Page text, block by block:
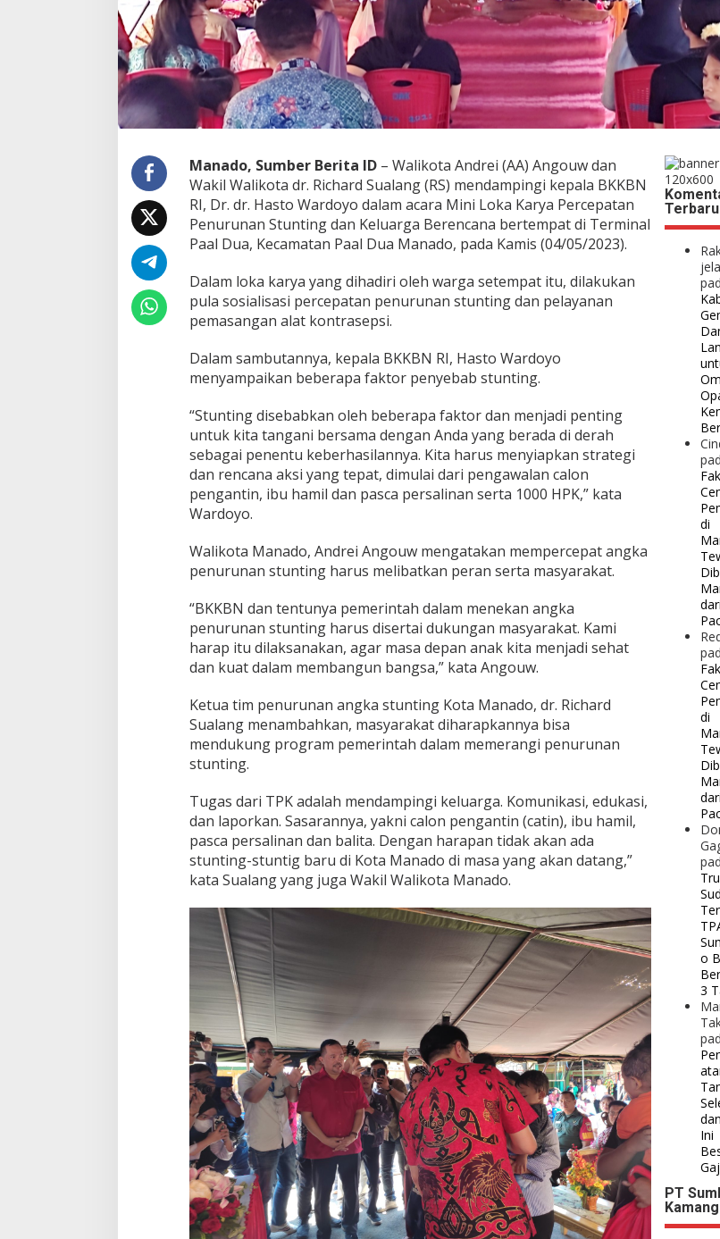
s
a
s
i
P
e
r
c
p
a
t
a
n
P
e
u
r
u
n
n
S
u
n
i
n
g
n
K
e
u
a
g
a
e
r
n
n
a
Manado, Sumber Berita ID– Walikota Andrei (AA) Angouw dan
Wakil Walikota dr. Richard Sualang (RS) mendampingi kepala BKKBN
RI, Dr. dr. Hasto Wardoyo dalam acara Mini Loka Karya Percepatan
Penurunan Stunting dan Keluarga Berencana bertempat di Terminal
Paal Dua, Kecamatan Paal Dua Manado, pada Kamis (04/05/2023).
Dalam loka karya yang dihadiri oleh warga setempat itu, dilakukan
pula sosialisasi percepatan penurunan stunting dan pelayanan
pemasangan alat kontrasepsi.
Dalam sambutannya, kepala BKKBN RI, Hasto Wardoyo
menyampaikan beberapa faktor penyebab stunting.
“Stunting disebabkan oleh beberapa faktor dan menjadi penting
untuk kita tangani bersama dengan Anda yang berada di derah
sebagai penentu keberhasilannya. Kita harus menyiapkan strategi
dan rencana aksi yang tepat, dimulai dari pengawalan calon
pengantin, ibu hamil dan pasca persalinan serta 1000 HPK,” kata
Wardoyo.
Walikota Manado, Andrei Angouw mengatakan mempercepat angka
penurunan stunting harus melibatkan peran serta masyarakat.
“BKKBN dan tentunya pemerintah dalam menekan angka
penurunan stunting harus disertai dukungan masyarakat. Kami
harap itu dilaksanakan, agar masa depan anak kita menjadi sehat
dan kuat dalam membangun bangsa,” kata Angouw.
Ketua tim penurunan angka stunting Kota Manado, dr. Richard
Sualang menambahkan, masyarakat diharapkannya bisa
mendukung program pemerintah dalam memerangi penurunan
stunting.
Tugas dari TPK adalah mendampingi keluarga. Komunikasi, edukasi,
dan laporkan. Sasarannya, yakni calon pengantin (catin), ibu hamil,
pasca persalinan dan balita. Dengan harapan tidak akan ada
stunting-stuntig baru di Kota Manado di masa yang akan datang,”
kata Sualang yang juga Wakil Walikota Manado.
Terbaru
di
dari
di
dari
o
3
Ini
PT